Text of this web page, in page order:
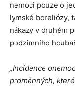
nemoci pouze o
lymské boreliózy,
nákazy v druhém
podzimního
„Incidence
proměnných,